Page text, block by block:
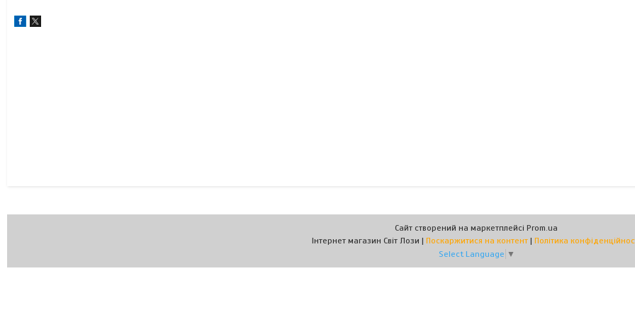
Сайт створений на маркетплейсі Prom.ua
Інтернет магазин Світ Лози | Поскаржитися на контент | Політика
Select Language ▼